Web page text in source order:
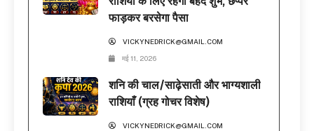
फाड़कर बरसेगा पैसा
VICKYNEDRICK@GMAIL.COM
मई 11, 2026
शनि की चाल/साढ़ेसाती और भाग्यशाली
राशियाँ (ग्रह गोचर विशेष)
VICKYNEDRICK@GMAIL.COM